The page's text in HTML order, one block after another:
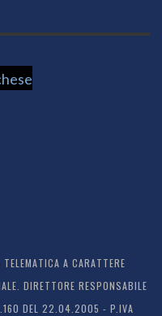
A CARATTERE
DIRETTORE RESPONSABILE
DEL 22.04.2005 - P.IVA